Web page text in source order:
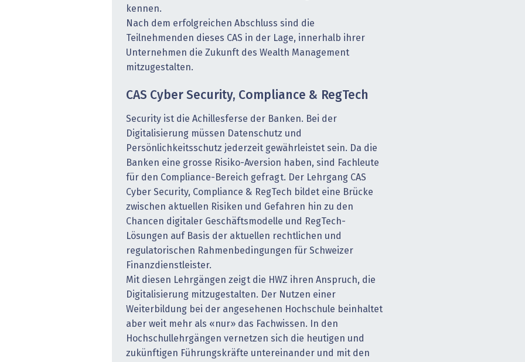
kennen.
Nach dem erfolgreichen Abschluss sind die
Teilnehmenden dieses CAS in der Lage, innerhalb ihrer
Unternehmen die Zukunft des Wealth Management
mitzugestalten.
CAS Cyber Security, Compliance & RegTech
Security ist die Achillesferse der Banken. Bei der
Digitalisierung müssen Datenschutz und
Persönlichkeitsschutz jederzeit gewährleistet sein. Da die
Banken eine grosse Risiko-Aversion haben, sind Fachleute
für den Compliance-Bereich gefragt. Der Lehrgang CAS
Cyber Security, Compliance & RegTech bildet eine Brücke
zwischen aktuellen Risiken und Gefahren hin zu den
Chancen digitaler Geschäftsmodelle und RegTech-
Lösungen auf Basis der aktuellen rechtlichen und
regulatorischen Rahmenbedingungen für Schweizer
Finanzdienstleister.
Mit diesen Lehrgängen zeigt die HWZ ihren Anspruch, die
Digitalisierung mitzugestalten. Der Nutzen einer
Weiterbildung bei der angesehenen Hochschule beinhaltet
aber weit mehr als «nur» das Fachwissen. In den
Hochschullehrgängen vernetzen sich die heutigen und
zukünftigen Führungskräfte untereinander und mit den